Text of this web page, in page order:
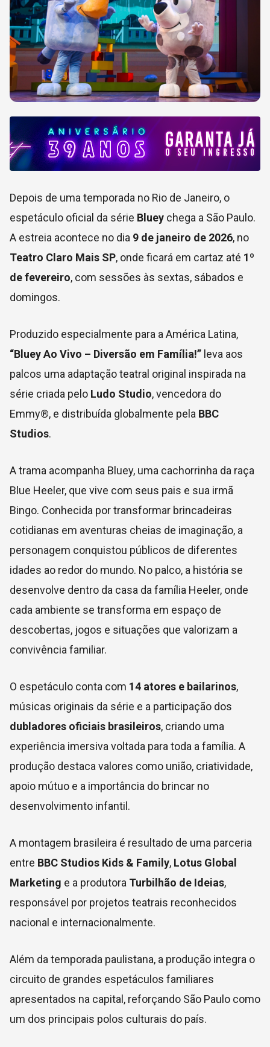
Depois de uma temporada no Rio de Janeiro, o
espetáculo oficial da série Bluey chega a São Paulo.
A estreia acontece no dia 9 de janeiro de 2026, no
Teatro Claro Mais SP, onde ficará em cartaz até 1º
de fevereiro, com sessões às sextas, sábados e
domingos.
Produzido especialmente para a América Latina,
“Bluey Ao Vivo – Diversão em Família!” leva aos
palcos uma adaptação teatral original inspirada na
série criada pelo Ludo Studio, vencedora do
Emmy®, e distribuída globalmente pela BBC
Studios.
A trama acompanha Bluey, uma cachorrinha da raça
Blue Heeler, que vive com seus pais e sua irmã
Bingo. Conhecida por transformar brincadeiras
cotidianas em aventuras cheias de imaginação, a
personagem conquistou públicos de diferentes
idades ao redor do mundo. No palco, a história se
desenvolve dentro da casa da família Heeler, onde
cada ambiente se transforma em espaço de
descobertas, jogos e situações que valorizam a
convivência familiar.
O espetáculo conta com 14 atores e bailarinos,
músicas originais da série e a participação dos
dubladores oficiais brasileiros, criando uma
experiência imersiva voltada para toda a família. A
produção destaca valores como união, criatividade,
apoio mútuo e a importância do brincar no
desenvolvimento infantil.
A montagem brasileira é resultado de uma parceria
entre BBC Studios Kids & Family, Lotus Global
Marketing e a produtora Turbilhão de Ideias,
responsável por projetos teatrais reconhecidos
nacional e internacionalmente.
Além da temporada paulistana, a produção integra o
circuito de grandes espetáculos familiares
apresentados na capital, reforçando São Paulo como
um dos principais polos culturais do país.